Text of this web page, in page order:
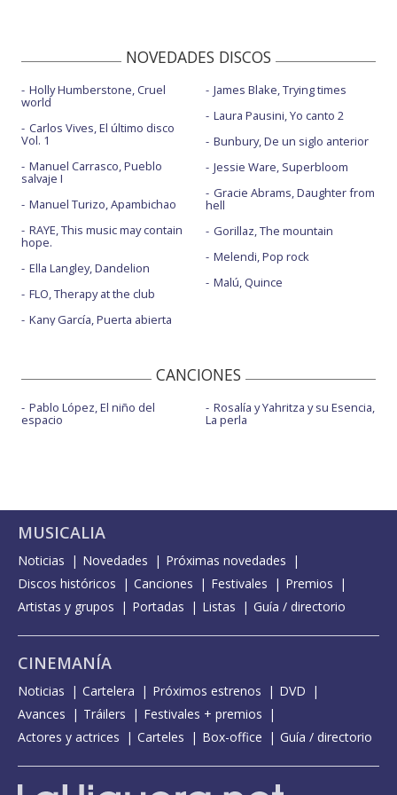
NOVEDADES DISCOS
Holly Humberstone, Cruel
world
Carlos Vives, El último disco
Vol. 1
Manuel Carrasco, Pueblo
salvaje I
Manuel Turizo, Apambichao
RAYE, This music may contain
hope.
Ella Langley, Dandelion
FLO, Therapy at the club
Kany García, Puerta abierta
James Blake, Trying times
Laura Pausini, Yo canto 2
Bunbury, De un siglo anterior
Jessie Ware, Superbloom
Gracie Abrams, Daughter from
hell
Gorillaz, The mountain
Melendi, Pop rock
Malú, Quince
CANCIONES
Pablo López, El niño del
espacio
Rosalía y Yahritza y su Esencia,
La perla
MUSICALIA
Noticias Novedades
Próximas novedades
Discos históricos
Canciones Festivales
Premios
Artistas y grupos
Portadas Listas Guía / directorio
CINEMANÍA
Noticias Cartelera Próximos estrenos
DVD
Avances
Tráilers
Festivales + premios
Actores y actrices
Carteles Box-office Guía / directorio